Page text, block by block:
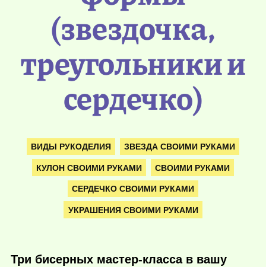
(звездочка,
треугольники и
сердечко)
ВИДЫ РУКОДЕЛИЯ ЗВЕЗДА СВОИМИ РУКАМИ
КУЛОН СВОИМИ РУКАМИ СВОИМИ РУКАМИ
СЕРДЕЧКО СВОИМИ РУКАМИ
УКРАШЕНИЯ СВОИМИ РУКАМИ
Три бисерных мастер-класса в вашу